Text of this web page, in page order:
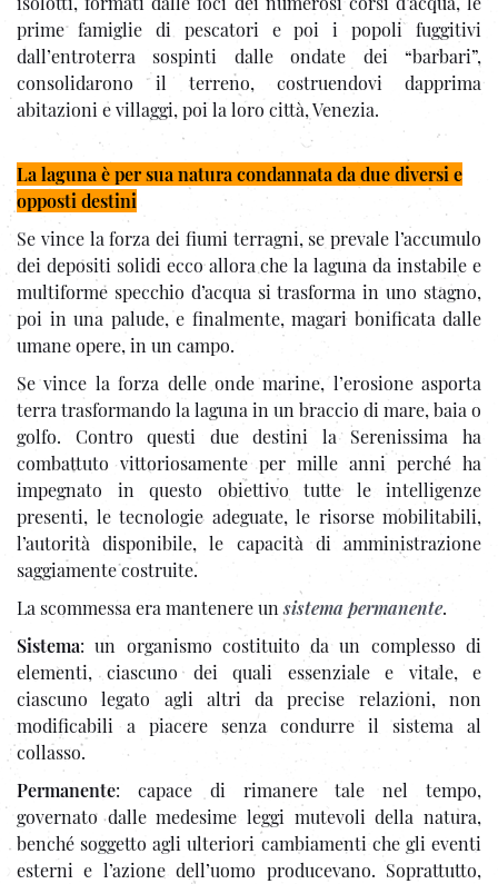
prime famiglie di pescatori e poi i popoli fuggitivi
dall’entroterra sospinti dalle ondate dei “barbari”,
consolidarono il terreno, costruendovi dapprima
abitazioni e villaggi, poi la loro città, Venezia.
La laguna è per sua natura condannata da due diversi e
opposti destini
Se vince la forza dei fiumi terragni, se prevale l’accumulo
dei depositi solidi ecco allora che la laguna da instabile e
multiforme specchio d’acqua si trasforma in uno stagno,
poi in una palude, e finalmente, magari bonificata dalle
umane opere, in un campo.
Se vince la forza delle onde marine, l’erosione asporta
terra trasformando la laguna in un braccio di mare, baia o
golfo. Contro questi due destini la Serenissima ha
combattuto vittoriosamente per mille anni perché ha
impegnato in questo obiettivo tutte le intelligenze
presenti, le tecnologie adeguate, le risorse mobilitabili,
l’autorità disponibile, le capacità di amministrazione
saggiamente costruite.
La scommessa era mantenere unsistema permanente.
Sistema: un organismo costituito da un complesso di
elementi, ciascuno dei quali essenziale e vitale, e
ciascuno legato agli altri da precise relazioni, non
modificabili a piacere senza condurre il sistema al
collasso.
Permanente: capace di rimanere tale nel tempo,
governato dalle medesime leggi mutevoli della natura,
benché soggetto agli ulteriori cambiamenti che gli eventi
esterni e l’azione dell’uomo producevano. Soprattutto,